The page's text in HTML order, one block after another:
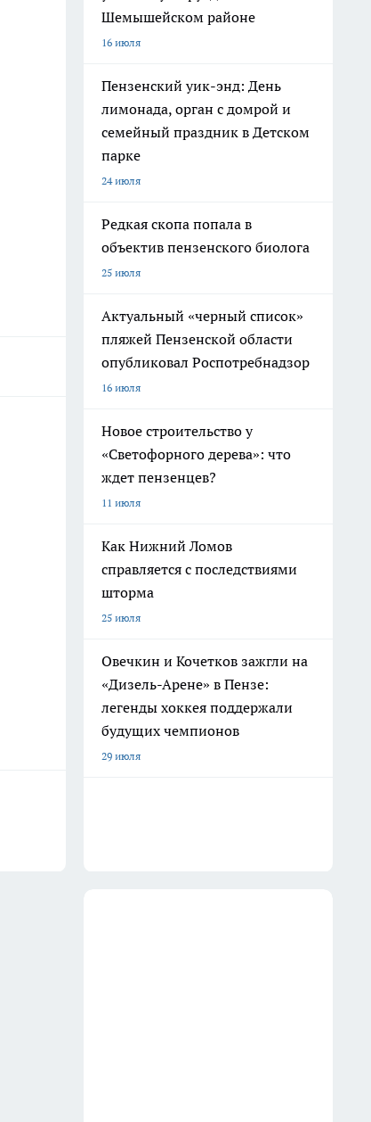
Шемышейском районе
16 июля
Пензенский уик-энд: День
лимонада, орган с домрой и
семейный праздник в Детском
парке
24 июля
Редкая скопа попала в
объектив пензенского биолога
25 июля
Актуальный «черный список»
пляжей Пензенской области
опубликовал Роспотребнадзор
16 июля
Новое строительство у
«Светофорного дерева»: что
ждет пензенцев?
11 июля
Как Нижний Ломов
справляется с последствиями
шторма
25 июля
Овечкин и Кочетков зажгли на
«Дизель-Арене» в Пензе:
легенды хоккея поддержали
будущих чемпионов
29 июля